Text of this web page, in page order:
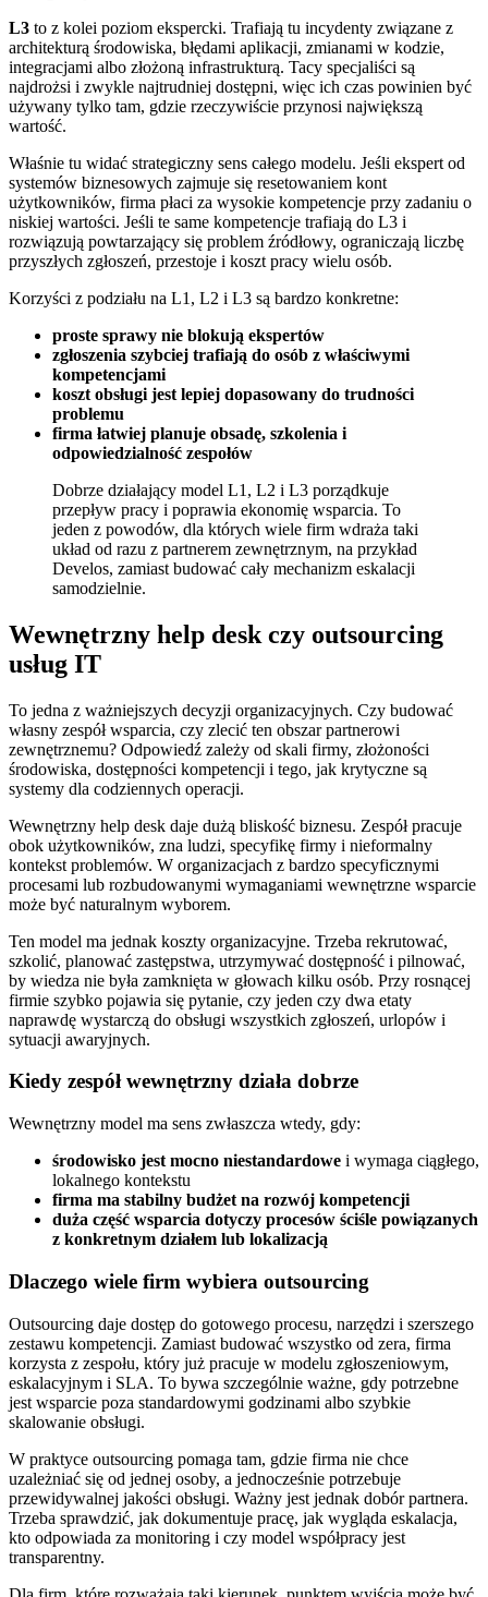
L3 to z kolei poziom ekspercki. Trafiają tu incydenty związane z
architekturą środowiska, błędami aplikacji, zmianami w kodzie,
integracjami albo złożoną infrastrukturą. Tacy specjaliści są
najdrożsi i zwykle najtrudniej dostępni, więc ich czas powinien być
używany tylko tam, gdzie rzeczywiście przynosi największą
wartość.
Właśnie tu widać strategiczny sens całego modelu. Jeśli ekspert od
systemów biznesowych zajmuje się resetowaniem kont
użytkowników, firma płaci za wysokie kompetencje przy zadaniu o
niskiej wartości. Jeśli te same kompetencje trafiają do L3 i
rozwiązują powtarzający się problem źródłowy, ograniczają liczbę
przyszłych zgłoszeń, przestoje i koszt pracy wielu osób.
Korzyści z podziału na L1, L2 i L3 są bardzo konkretne:
proste sprawy nie blokują ekspertów
zgłoszenia szybciej trafiają do osób z właściwymi
kompetencjami
koszt obsługi jest lepiej dopasowany do trudności
problemu
firma łatwiej planuje obsadę, szkolenia i
odpowiedzialność zespołów
Dobrze działający model L1, L2 i L3 porządkuje
przepływ pracy i poprawia ekonomię wsparcia. To
jeden z powodów, dla których wiele firm wdraża taki
układ od razu z partnerem zewnętrznym, na przykład
Develos, zamiast budować cały mechanizm eskalacji
samodzielnie.
Wewnętrzny help desk czy outsourcing
usług IT
To jedna z ważniejszych decyzji organizacyjnych. Czy budować
własny zespół wsparcia, czy zlecić ten obszar partnerowi
zewnętrznemu? Odpowiedź zależy od skali firmy, złożoności
środowiska, dostępności kompetencji i tego, jak krytyczne są
systemy dla codziennych operacji.
Wewnętrzny help desk daje dużą bliskość biznesu. Zespół pracuje
obok użytkowników, zna ludzi, specyfikę firmy i nieformalny
kontekst problemów. W organizacjach z bardzo specyficznymi
procesami lub rozbudowanymi wymaganiami wewnętrzne wsparcie
może być naturalnym wyborem.
Ten model ma jednak koszty organizacyjne. Trzeba rekrutować,
szkolić, planować zastępstwa, utrzymywać dostępność i pilnować,
by wiedza nie była zamknięta w głowach kilku osób. Przy rosnącej
firmie szybko pojawia się pytanie, czy jeden czy dwa etaty
naprawdę wystarczą do obsługi wszystkich zgłoszeń, urlopów i
sytuacji awaryjnych.
Kiedy zespół wewnętrzny działa dobrze
Wewnętrzny model ma sens zwłaszcza wtedy, gdy:
środowisko jest mocno niestandardowe i wymaga ciągłego,
lokalnego kontekstu
firma ma stabilny budżet na rozwój kompetencji
duża część wsparcia dotyczy procesów ściśle powiązanych
z konkretnym działem lub lokalizacją
Dlaczego wiele firm wybiera outsourcing
Outsourcing daje dostęp do gotowego procesu, narzędzi i szerszego
zestawu kompetencji. Zamiast budować wszystko od zera, firma
korzysta z zespołu, który już pracuje w modelu zgłoszeniowym,
eskalacyjnym i SLA. To bywa szczególnie ważne, gdy potrzebne
jest wsparcie poza standardowymi godzinami albo szybkie
skalowanie obsługi.
W praktyce outsourcing pomaga tam, gdzie firma nie chce
uzależniać się od jednej osoby, a jednocześnie potrzebuje
przewidywalnej jakości obsługi. Ważny jest jednak dobór partnera.
Trzeba sprawdzić, jak dokumentuje pracę, jak wygląda eskalacja,
kto odpowiada za monitoring i czy model współpracy jest
transparentny.